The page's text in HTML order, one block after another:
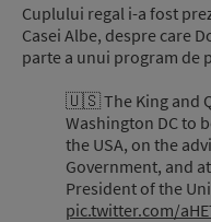
Cuplului regal i-a fost
Casei Albe, despre care
parte a unui program de
🇺🇸 The King and
Washington DC to
the USA, on the
Government, and
President of the
pic.twitter.com/